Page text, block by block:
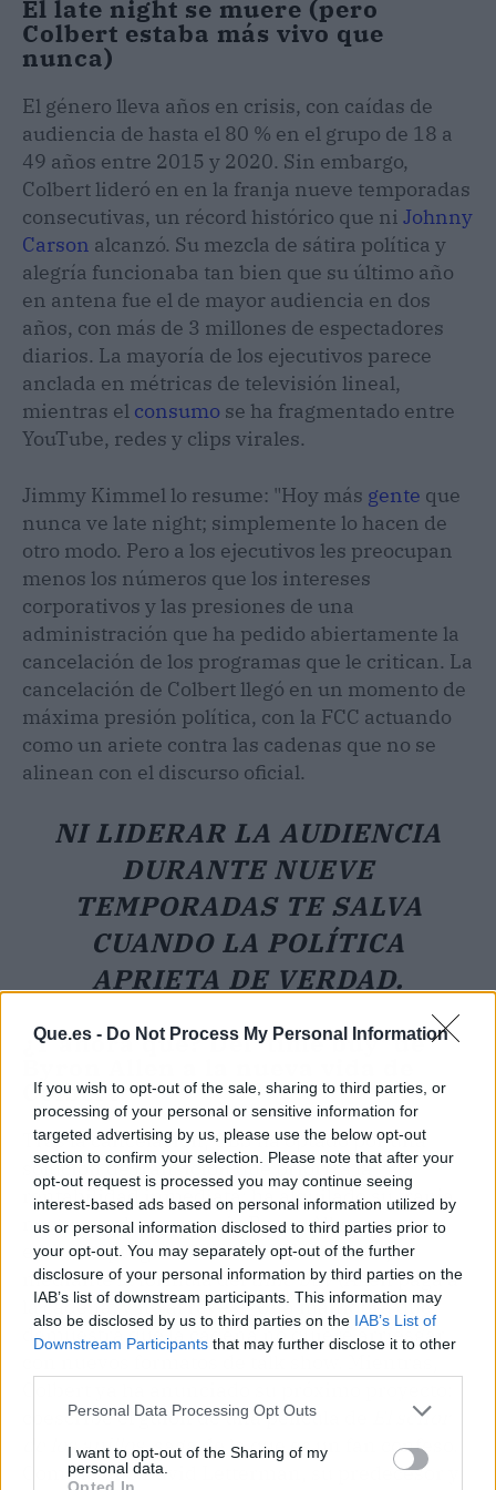
Que.es - Do Not Process My Personal Information
If you wish to opt-out of the sale, sharing to third parties, or
processing of your personal or sensitive information for
targeted advertising by us, please use the below opt-out
section to confirm your selection. Please note that after your
opt-out request is processed you may continue seeing
interest-based ads based on personal information utilized by
us or personal information disclosed to third parties prior to
your opt-out. You may separately opt-out of the further
disclosure of your personal information by third parties on the
IAB’s list of downstream participants. This information may
also be disclosed by us to third parties on the IAB’s List of
Downstream Participants that may further disclose it to other
Personal Data Processing Opt Outs
I want to opt-out of the Sharing of my
personal data.
Opted In
El late night se muere (pero
Colbert estaba más vivo que
nunca)
El género lleva años en crisis, con caídas de
audiencia de hasta el 80 % en el grupo de 18 a
49 años entre 2015 y 2020. Sin embargo,
Colbert lideró en en la franja nueve temporadas
consecutivas, un récord histórico que ni Johnny
Carson alcanzó. Su mezcla de sátira política y
alegría funcionaba tan bien que su último año
en antena fue el de mayor audiencia en dos
años, con más de 3 millones de espectadores
diarios. La mayoría de los ejecutivos parece
anclada en métricas de televisión lineal,
mientras el consumo se ha fragmentado entre
YouTube, redes y clips virales.
Jimmy Kimmel lo resume: "Hoy más gente que
nunca ve late night; simplemente lo hacen de
otro modo. Pero a los ejecutivos les preocupan
menos los números que los intereses
corporativos y las presiones de una
administración que ha pedido abiertamente la
cancelación de los programas que le critican. La
cancelación de Colbert llegó en un momento de
máxima presión política, con la FCC actuando
como un ariete contra las cadenas que no se
alinean con el discurso oficial.
NI LIDERAR LA AUDIENCIA
DURANTE NUEVE
TEMPORADAS TE SALVA
CUANDO LA POLÍTICA
APRIETA DE VERDAD.
¿Y ahora qué? Del 'time buy' de
Colbert
Tras la cancelación, CBS ha optado por una
solución de transición que prioriza la
rentabilidad inmediata: ha alquilado su franja
nocturna al empresario Byron Allen para que
emita su programa 'Comics Unleashed',
mediante la fórmula deltime buy(Allen paga a
la cadena, y no al revés). Una maniobra que
demuestra que la cadena no quiere arriesgar
coescribe el guion de una película de
El señor
de los anillos, saga de la que es un fan confeso.
Como le dijo David Letterman, su predecesor y